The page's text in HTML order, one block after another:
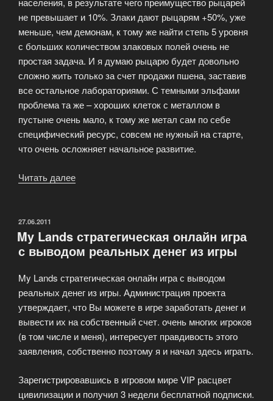
не превышает и 10%. Злаки дают рыцарям +50%, уже
меньше, чем демонам, к тому же найти степь 5 уровня
с больших количеством злаковых полей очень не
простая задача. И я думаю рыцарю будет довольно
сложно жить только за счет продажи пшена, заставив
все остальное лабораториями. С темными эльфами
проблема та же – хороших клеток с металлом в
пустыне очень мало, к тому же метал сам по себе
специфический ресурс, совсем не нужный на старте,
что очень осложняет начальное развитие.
Читать далее
ОПУБЛИКОВАНО
27.06.2011
My Lands стратегическая онлайн игра
с выводом реальных денег из игры
My Lands стратегическая онлайн игра с выводом
реальных денег из игры. Администрация проекта
утверждает, что Вы можете в игре заработать денег и
вывести их на собственный счет. очень многих игроков
(в том числе и меня), интересует правдивость этого
заявления, собственно поэтому я и начал здесь играть.
Зарегистрировавшись в игровом мире VIP расцвет
цивилизации и получил 3 недели бесплатной подписки.